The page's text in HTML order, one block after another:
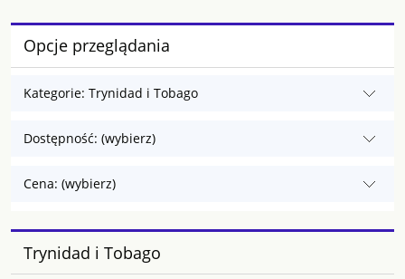
Opcje przeglądania
Kategorie: Trynidad i Tobago
Dostępność: (wybierz)
Cena: (wybierz)
Trynidad i Tobago